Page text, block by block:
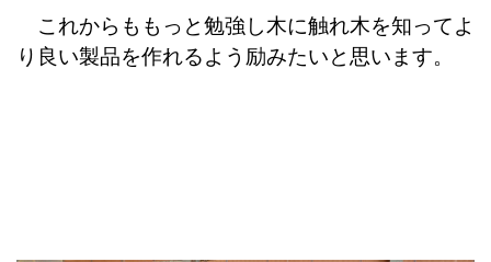
これからももっと勉強し木に触れ木を知ってよ
り良い製品を作れるよう励みたいと思います。